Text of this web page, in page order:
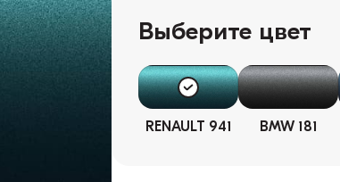
Выберите цвет
RENAULT 941 BMW 181